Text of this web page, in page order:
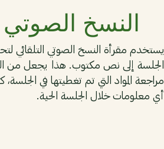
النسخ الصوتي
يستخدم مقرأة النسخ الصوتي التلقائي
الجلسة إلى نص مكتوب. هذا يجعل من
مراجعة المواد التي تم تغطيتها في
أي معلومات خلال الجلسة الحية.